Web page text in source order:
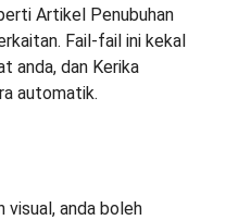
Artikel Penubuhan
Fail-fail ini kekal
anda, dan Kerika
automatik.
visual, anda boleh